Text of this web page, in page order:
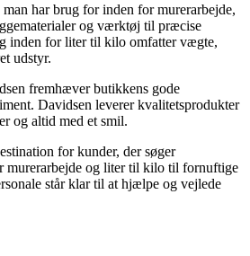
har brug for inden for murerarbejde,
og værktøj til præcise
inden for liter til kilo omfatter vægte,
udstyr.
fremhæver butikkens gode
Davidsen leverer kvalitetsprodukter
og altid med et smil.
for kunder, der søger
murerarbejde og liter til kilo til fornuftige
står klar til at hjælpe og vejlede